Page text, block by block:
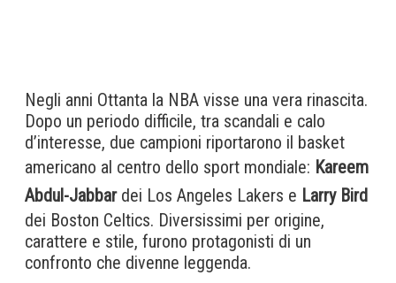
Negli anni Ottanta la NBA visse una vera rinascita.
Dopo un periodo difficile, tra scandali e calo
d’interesse, due campioni riportarono il basket
americano al centro dello sport mondiale: Kareem
Abdul-Jabbardei Los Angeles Lakers e Larry Bird
dei Boston Celtics. Diversissimi per origine,
carattere e stile, furono protagonisti di un
confronto che divenne leggenda.